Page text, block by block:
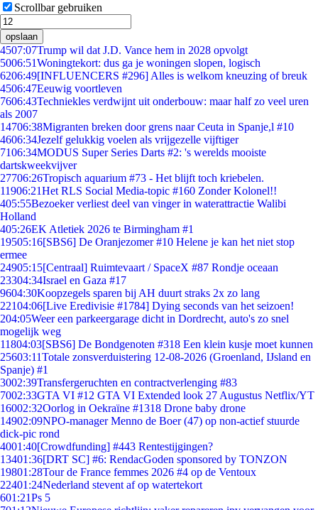
Scrollbar gebruiken
opslaan
4507:07Trump wil dat J.D. Vance hem in 2028 opvolgt
5006:51Woningtekort: dus ga je woningen slopen, logisch
6206:49[INFLUENCERS #296] Alles is welkom kneuzing of breuk
4506:47Eeuwig voortleven
7606:43Techniekles verdwijnt uit onderbouw: maar half zo veel uren
als 2007
14706:38Migranten breken door grens naar Ceuta in Spanje,l #10
4606:34Jezelf gelukkig voelen als vrijgezelle vijftiger
7106:34MODUS Super Series Darts #2: 's werelds mooiste
dartskweekvijver
27706:26Tropisch aquarium #73 - Het blijft toch kriebelen.
11906:21Het RLS Social Media-topic #160 Zonder Kolonel!!
405:55Bezoeker verliest deel van vinger in waterattractie Walibi
Holland
405:26EK Atletiek 2026 te Birmingham #1
19505:16[SBS6] De Oranjezomer #10 Helene je kan het niet stop
ermee
24905:15[Centraal] Ruimtevaart / SpaceX #87 Rondje oceaan
23304:34Israel en Gaza #17
9604:30Koopzegels sparen bij AH duurt straks 2x zo lang
22104:06[Live Eredivisie #1784] Dying seconds van het seizoen!
204:05Weer een parkeergarage dicht in Dordrecht, auto's zo snel
mogelijk weg
11804:03[SBS6] De Bondgenoten #318 Een klein kusje moet kunnen
25603:11Totale zonsverduistering 12-08-2026 (Groenland, IJsland en
Spanje) #1
3002:39Transfergeruchten en contractverlenging #83
7002:33GTA VI #12 GTA VI Extended look 27 Augustus Netflix/YT
16002:32Oorlog in Oekraïne #1318 Drone baby drone
14902:09NPO-manager Menno de Boer (47) op non-actief stuurde
dick-pic rond
4001:40[Crowdfunding] #443 Rentestijgingen?
13401:36[DRT SC] #6: RendacGoden sponsored by TONZON
19801:28Tour de France femmes 2026 #4 op de Ventoux
22401:24Nederland stevent af op watertekort
601:21Ps 5